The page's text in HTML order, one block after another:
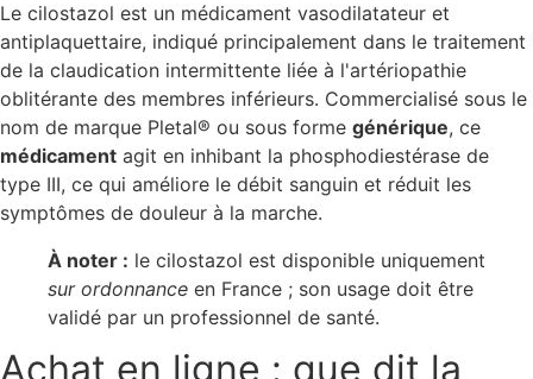
Le cilostazol est un médicament vasodilatateur et
antiplaquettaire, indiqué principalement dans le traitement
de la claudication intermittente liée à l'artériopathie
oblitérante des membres inférieurs. Commercialisé sous le
nom de marque Pletal® ou sous forme générique, ce
médicament agit en inhibant la phosphodiestérase de
type III, ce qui améliore le débit sanguin et réduit les
symptômes de douleur à la marche.
À noter : le cilostazol est disponible uniquement
sur ordonnance en France ; son usage doit être
validé par un professionnel de santé.
Achat en ligne : que dit la